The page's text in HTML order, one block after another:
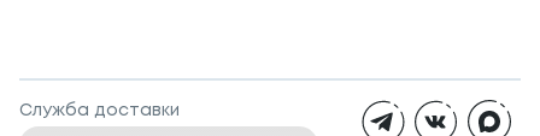
Служба доставки